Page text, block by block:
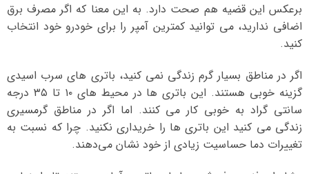
برعکس این قضیه هم صحت دارد. به این معنا که اگر مصرف برق
اضافی ندارید، می توانید کمترین آمپر را برای خودرو خود انتخاب
کنید.
اگر در مناطق بسیار گرم زندگی نمی کنید، باتری های سرب اسیدی
گزینه خوبی هستند. این باتری ها در محیط های ۱۰ تا ۳۵ درجه
سانتی گراد به خوبی کار می کنند. اما اگر در مناطق گرمسیری
زندگی می کنید این باتری ها را خریداری نکنید. چرا که نسبت به
تغییرات دما حساسیت زیادی از خود نشان می‌دهند.